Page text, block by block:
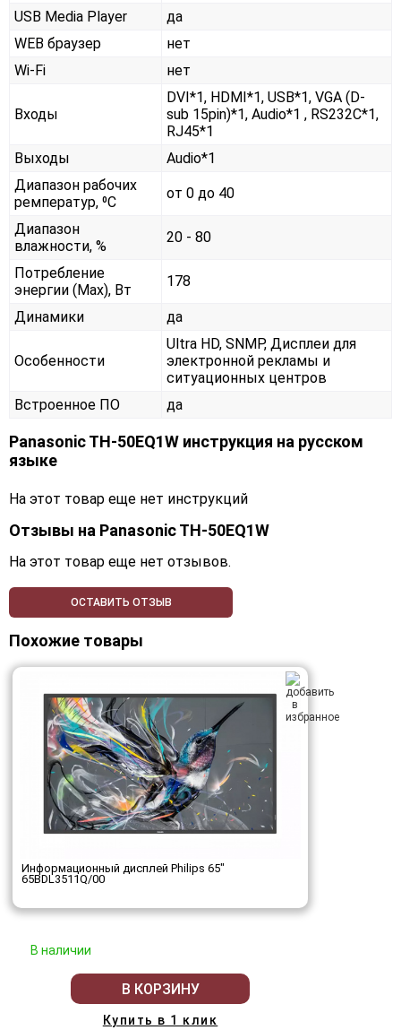
USB Media Player
да
WEB браузер
нет
Wi-Fi
нет
Входы
DVI*1, HDMI*1, USB*1, VGA (D-
sub 15pin)*1, Audio*1 , RS232С*1,
RJ45*1
Выходы
Audio*1
Диапазон рабочих
ремператур, ⁰С
от 0 до 40
Диапазон
влажности, %
20 - 80
Потребление
энергии (Max), Вт
178
Динамики да
Особенности
Ultra HD, SNMP, Дисплеи для
электронной рекламы и
ситуационных центров
Встроенное ПО
да
Panasonic TH-50EQ1W инструкция на русском
языке
На этот товар еще нет инструкций
Отзывы на Panasonic TH-50EQ1W
На этот товар еще нет отзывов.
ОСТАВИТЬ ОТЗЫВ
Похожие товары
Информационный дисплей Philips 65"
65BDL3511Q/00
В наличии
В КОРЗИНУ
Купить в 1 клик